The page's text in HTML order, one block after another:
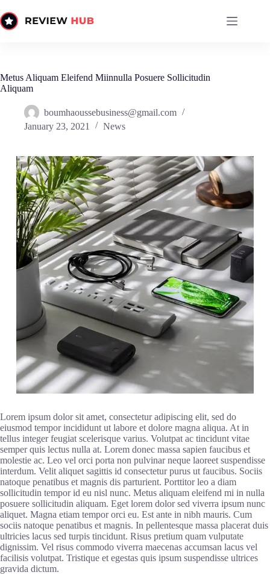
to
content
Metus Aliquam Eleifend Miinnulla Posuere Sollicitudin
Aliquam
boumhaoussebusiness@gmail.com
January 23, 2021
News
Lorem ipsum dolor sit amet, consectetur adipiscing elit, sed do
eiusmod tempor incididunt ut labore et dolore magna aliqua. At in
tellus integer feugiat scelerisque varius. Volutpat ac tincidunt vitae
semper quis lectus nulla at. Lorem donec massa sapien faucibus et
molestie ac. Leo vel orci porta non pulvinar neque laoreet suspendisse
interdum. Velit aliquet sagittis id consectetur purus ut faucibus. Sociis
natoque penatibus et magnis dis parturient. Porttitor leo a diam
sollicitudin tempor id eu nisl nunc. Metus aliquam eleifend mi in nulla
posuere sollicitudin aliquam. Eget lorem dolor sed viverra ipsum nunc
aliquet. Magna etiam tempor orci eu. Est ante in nibh mauris. Cum
sociis natoque penatibus et magnis. In pellentesque massa placerat duis
ultricies lacus sed turpis tincidunt. Risus pretium quam vulputate
dignissim. Vel risus commodo viverra maecenas accumsan lacus vel
facilisis volutpat. Tristique et egestas quis ipsum suspendisse ultrices
gravida dictum.